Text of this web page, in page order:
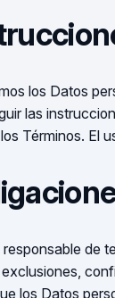
los Datos
las
Términos. El
responsable de
los Datos